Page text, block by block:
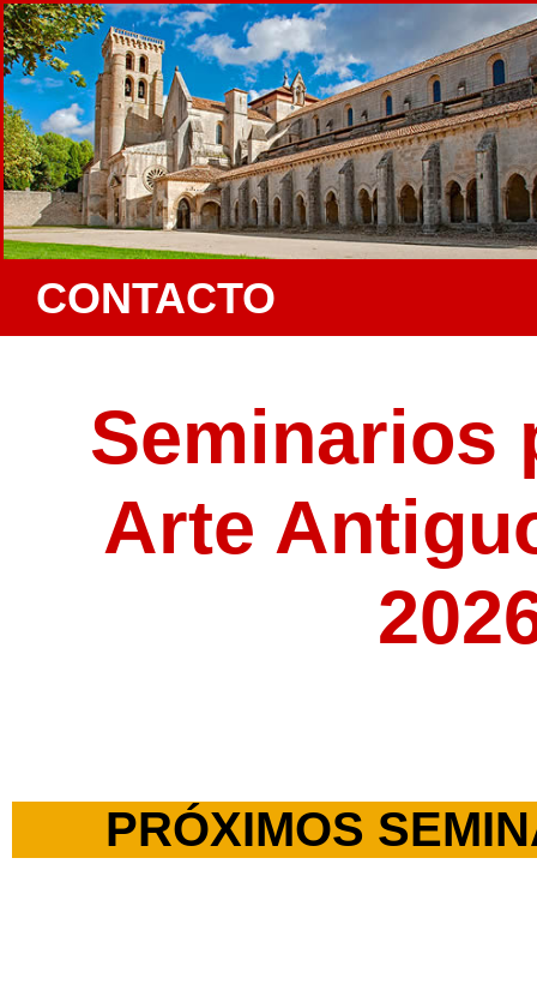
CONTACTO
Seminarios
Arte
PRÓXIMOS